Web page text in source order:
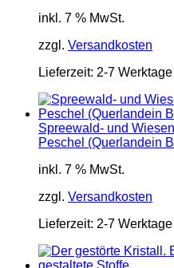
inkl. 7 % MwSt.
zzgl. Versandkosten
Lieferzeit: 2-7 Werktage
Spreewald- und
Peschel (Querlandein
inkl. 7 % MwSt.
zzgl. Versandkosten
Lieferzeit: 2-7 Werktage